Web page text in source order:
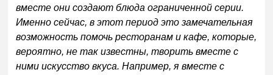
вместе они создают блюда ограниченной серии.
Именно сейчас, в этот период это замечательная
возможность помочь ресторанам и кафе, которые,
вероятно, не так известны, творить вместе с
ними искусство вкуса. Например, я вместе с